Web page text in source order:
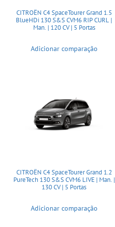
CITROËN C4 SpaceTourer Grand 1.5
BlueHDi 130 S&S CVM6 RIP CURL |
Man. | 120 CV | 5 Portas
Adicionar comparação
CITROËN C4 SpaceTourer Grand 1.2
PureTech 130 S&S CVM6 LIVE | Man. |
130 CV | 5 Portas
Adicionar comparação